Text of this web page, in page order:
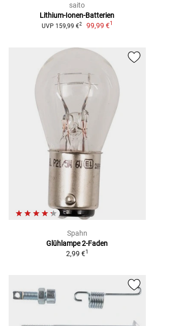
saito
Lithium-Ionen-Batterien
UVP 159,99 €2 99,99 €1
Spahn
Glühlampe 2-Faden
2,99 €1